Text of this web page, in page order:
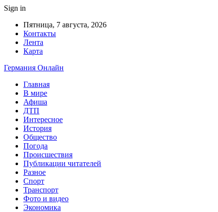
Sign in
Пятница, 7 августа, 2026
Контакты
Лента
Карта
Германия Онлайн
Главная
В мире
Афиша
ДТП
Интересное
История
Общество
Погода
Происшествия
Публикации читателей
Разное
Спорт
Транспорт
Фото и видео
Экономика